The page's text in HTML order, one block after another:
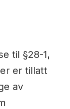
til §28-1,
er tillatt
av